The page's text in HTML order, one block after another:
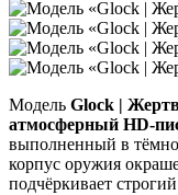
Модель Glock |
атмосферный HD-
выполненный в
корпус оружия
подчёркивает